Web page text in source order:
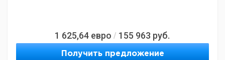
1 625,64 евро / 155 963 руб.
Получить предложение